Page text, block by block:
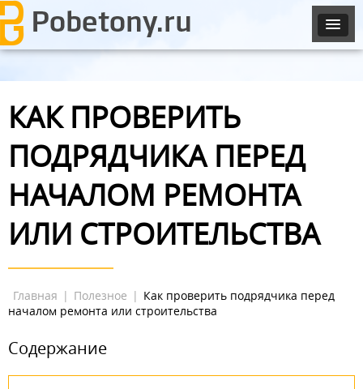
КАК ПРОВЕРИТЬ
ПОДРЯДЧИКА ПЕРЕД
НАЧАЛОМ РЕМОНТА
ИЛИ СТРОИТЕЛЬСТВА
Главная | Полезное | Как проверить подрядчика перед
началом ремонта или строительства
Содержание